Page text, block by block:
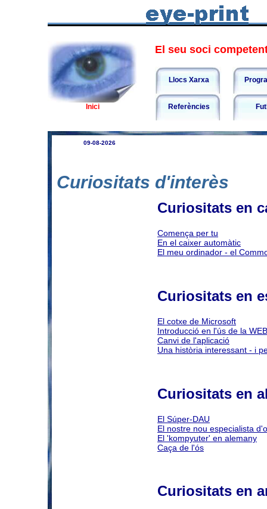
Inici
El seu soci
Llocs Xarxa
Referències
09-08-2026
Curiositats d'interès
Curiositats en
Comença per tu
En el caixer automàtic
El meu ordinador - el
Curiositats en
El cotxe de Microsoft
Introducció en l'ús de la WEB
Canvi de l'aplicació
Una història interessant - i
Curiositats en
El Súper-DAU
El nostre nou especialista
El 'kompyuter' en alemany
Caça de l'ós
Curiositats en